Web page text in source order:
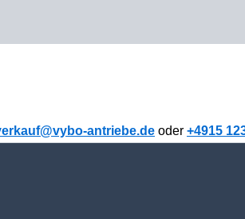
antriebe.de oder +4915